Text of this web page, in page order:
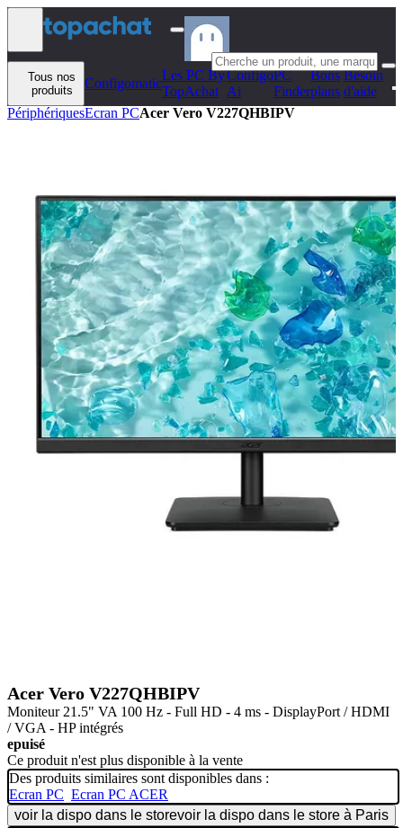
Aller au contenu
Tous nos
produits
Configomatic
Les PC By
TopAchat
Configo
Ai
PC
Finder
Bons
plans
Besoin
d'aide
PériphériquesEcran PCAcer Vero V227QHBIPV
Acer Vero V227QHBIPV
Moniteur 21.5" VA 100 Hz - Full HD - 4 ms - DisplayPort / HDMI
/ VGA - HP intégrés
epuisé
Ce produit n'est plus disponible à la vente
Des produits similaires sont disponibles dans :
Ecran PC Ecran PC ACER
voir la dispo dans le storevoir la dispo dans le store à Paris